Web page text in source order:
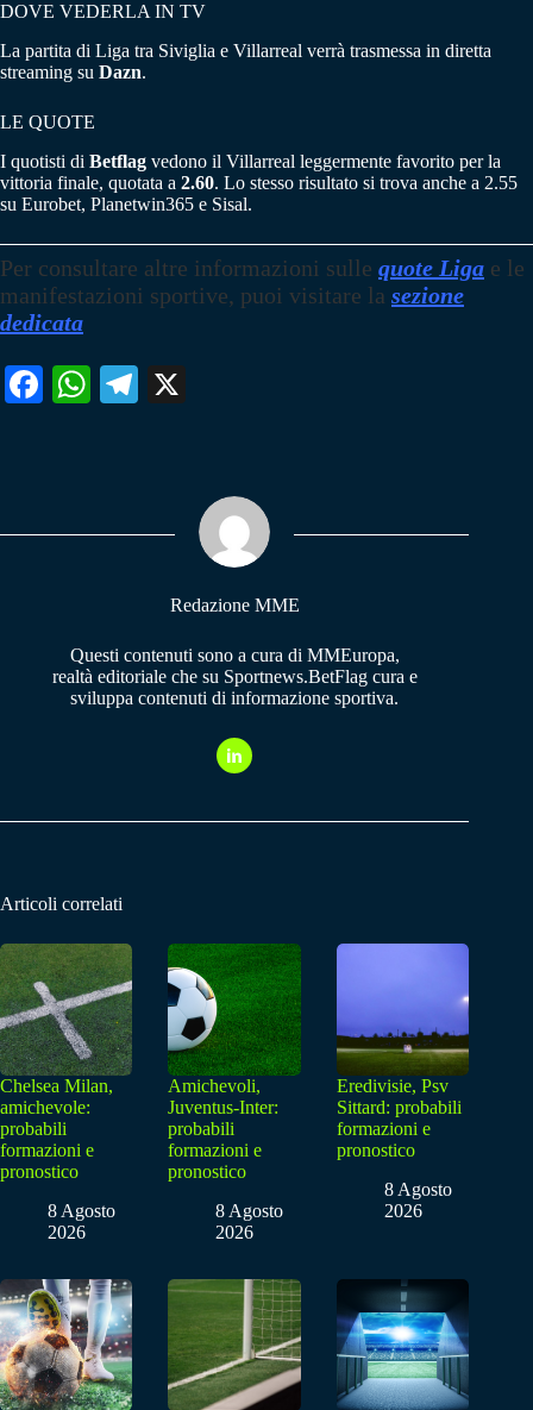
DOVE VEDERLA IN TV
La partita di Liga tra Siviglia e Villarreal verrà trasmessa in diretta
streaming su Dazn.
LE QUOTE
I quotisti di Betflag vedono il Villarreal leggermente favorito per la
vittoria finale, quotata a 2.60. Lo stesso risultato si trova anche a 2.55
su Eurobet, Planetwin365 e Sisal.
Per consultare altre informazioni sulle quote Liga e le
manifestazioni sportive, puoi visitare la sezione
dedicata
Fa W
pp
Te
m
Redazione MME
Questi contenuti sono a cura di MMEuropa,
realtà editoriale che su Sportnews.BetFlag cura e
sviluppa contenuti di informazione sportiva.
Articoli correlati
Chelsea Milan,
amichevole:
probabili
formazioni e
pronostico
8 Agosto
2026
Amichevoli,
Juventus-Inter:
probabili
formazioni e
pronostico
8 Agosto
2026
Eredivisie, Psv
Sittard: probabili
formazioni e
pronostico
8 Agosto
2026